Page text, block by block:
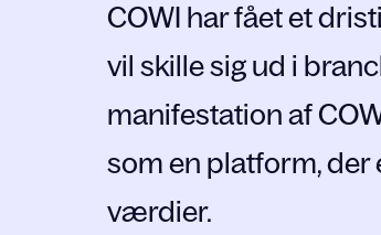
COWI har fået et
vil skille sig ud i
manifestation af
som en platform, der
værdier.